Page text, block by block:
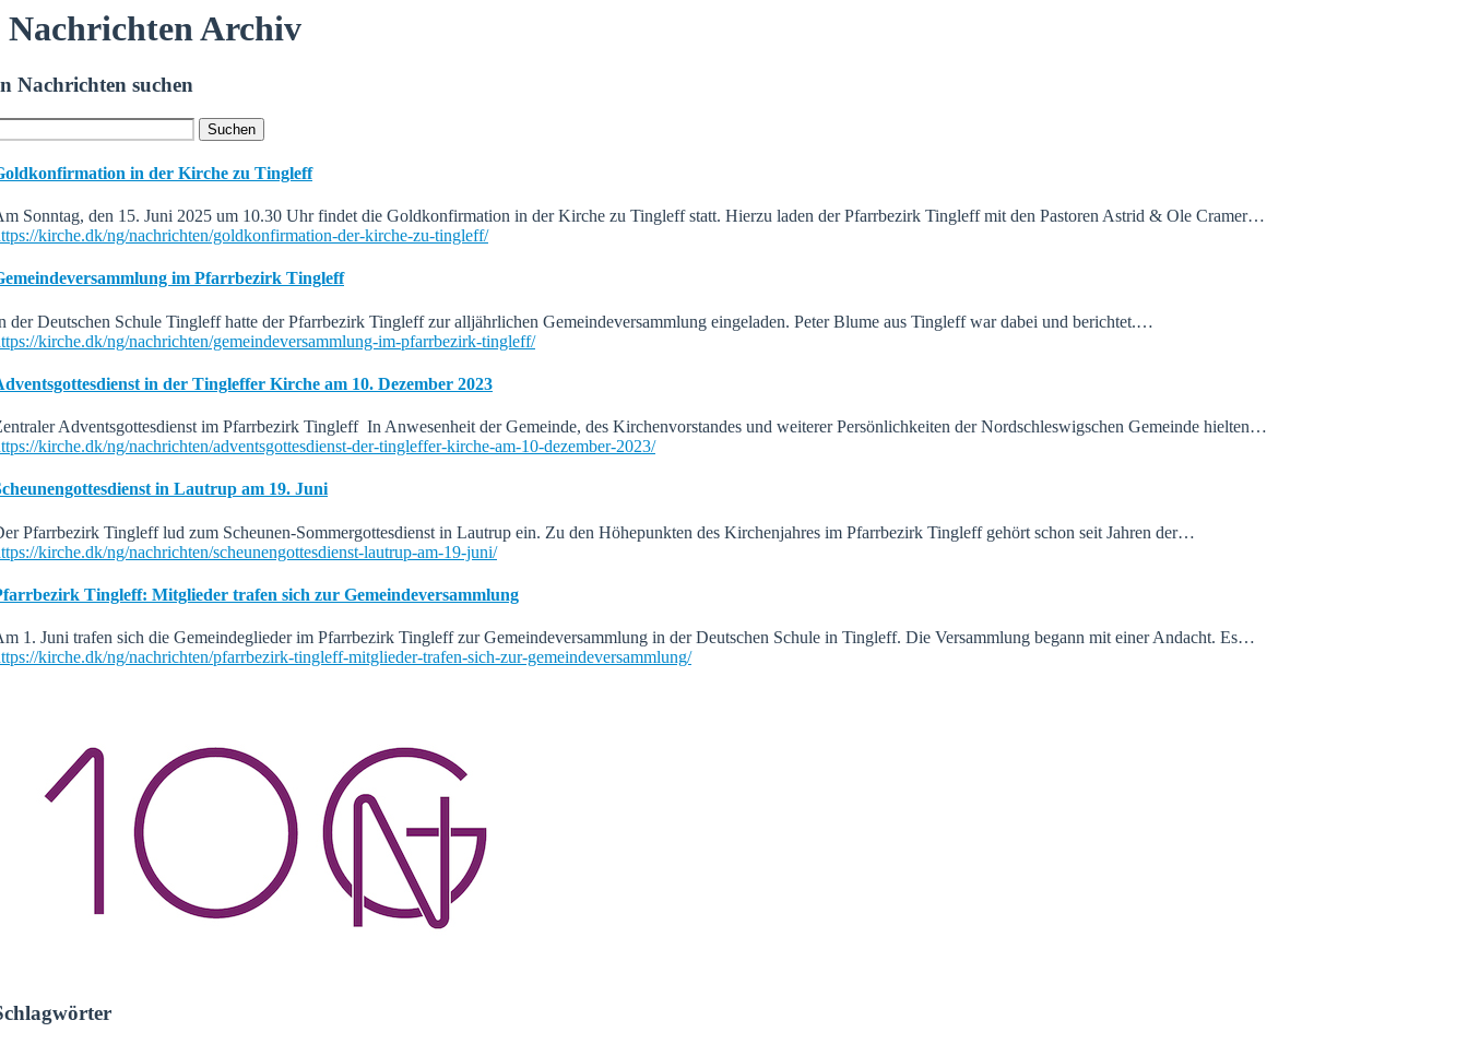
Nachrichten Archiv
Nachrichten suchen
in der Kirche zu Tingleff
Sonntag, den 15. Juni 2025 um 10.30 Uhr findet die Goldkonfirmation in der Kirche zu Tingleff statt. Hierzu laden der Pfarrbezirk Tingleff mit den Pastoren Astrid & Ole Cramer…
kirche.dk/ng/nachrichten/goldkonfirmation-der-kirche-zu-tingleff/
im Pfarrbezirk Tingleff
der Deutschen Schule Tingleff hatte der Pfarrbezirk Tingleff zur alljährlichen Gemeindeversammlung eingeladen. Peter Blume aus Tingleff war dabei und berichtet.…
kirche.dk/ng/nachrichten/gemeindeversammlung-im-pfarrbezirk-tingleff/
in der Tingleffer Kirche am 10. Dezember 2023
Adventsgottesdienst im Pfarrbezirk Tingleff In Anwesenheit der Gemeinde, des Kirchenvorstandes und weiterer Persönlichkeiten der Nordschleswigschen Gemeinde hielten…
kirche.dk/ng/nachrichten/adventsgottesdienst-der-tingleffer-kirche-am-10-dezember-2023/
in Lautrup am 19. Juni
Pfarrbezirk Tingleff lud zum Scheunen-Sommergottesdienst in Lautrup ein. Zu den Höhepunkten des Kirchenjahres im Pfarrbezirk Tingleff gehört schon seit Jahren der…
kirche.dk/ng/nachrichten/scheunengottesdienst-lautrup-am-19-juni/
Tingleff: Mitglieder trafen sich zur Gemeindeversammlung
1. Juni trafen sich die Gemeindeglieder im Pfarrbezirk Tingleff zur Gemeindeversammlung in der Deutschen Schule in Tingleff. Die Versammlung begann mit einer Andacht. Es…
kirche.dk/ng/nachrichten/pfarrbezirk-tingleff-mitglieder-trafen-sich-zur-gemeindeversammlung/